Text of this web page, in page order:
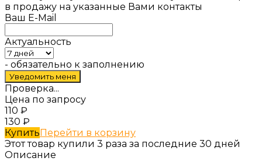
в продажу на указанные Вами контакты
Ваш E-Mail
Актуальность
- обязательно к заполнению
Проверка...
Цена по запросу
110 ₽
130 ₽
КупитьПерейти в корзину
Этот товар купили 3 раза за последние 30 дней
Описание